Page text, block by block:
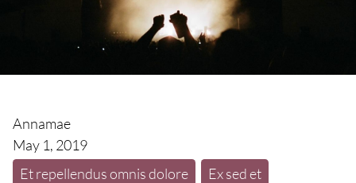
Annamae
May 1, 2019
Et repellendus omnis dolore
Ex sed et